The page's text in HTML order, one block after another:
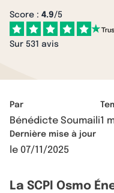
Score : 4.9/5
Sur 531 avis
Par
Bénédicte Soumaili1
Dernière mise à jour
le 07/11/2025
La SCPI Osmo